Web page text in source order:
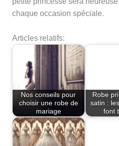
chaque occasion spéciale.
Articles relatifs:
Nos conseils pour
choisir une robe de
mariage
Robe
satin :
font